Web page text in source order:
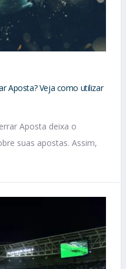
Aposta? Veja como utilizar
Aposta deixa o
suas apostas. Assim,